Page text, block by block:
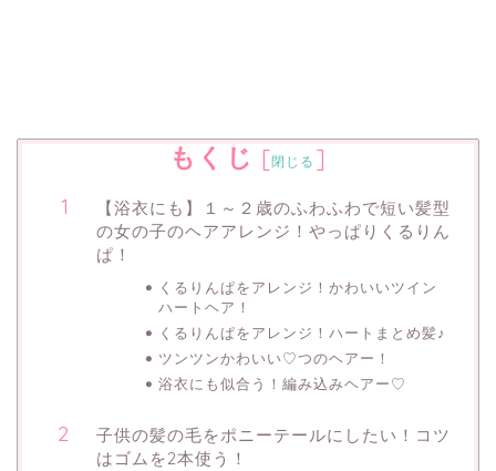
もくじ [閉じる ]
【浴衣にも】１～２歳のふわふわで短い髪型
の女の子のヘアアレンジ！やっぱりくるりん
ぱ！
くるりんぱをアレンジ！かわいいツイン
ハートヘア！
くるりんぱをアレンジ！ハートまとめ髪♪
ツンツンかわいい♡つのヘアー！
浴衣にも似合う！編み込みヘアー♡
子供の髪の毛をポニーテールにしたい！コツ
はゴムを2本使う！